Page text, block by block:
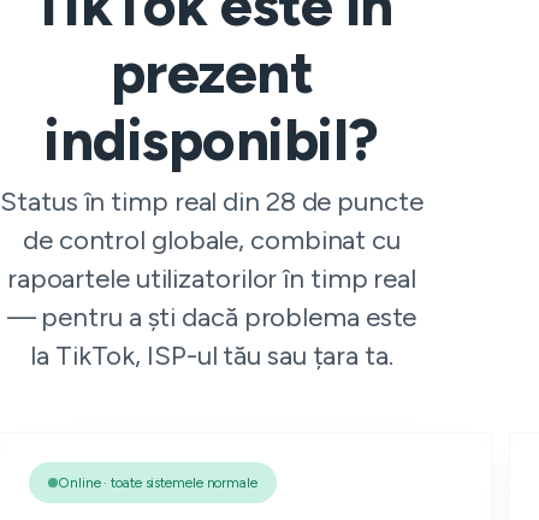
prezent
indisponibil?
Status în timp real din 28 de puncte
de control globale, combinat cu
rapoartele utilizatorilor în timp real
— pentru a ști dacă problema este
la TikTok, ISP-ul tău sau țara ta.
Online · toate sistemele normale